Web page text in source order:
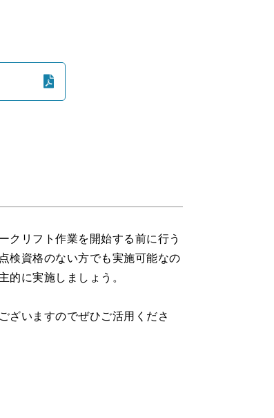
クリフト作業を開始する前に行う
検資格のない方でも実施可能なの
的に実施しましょう。
ざいますのでぜひご活用くださ